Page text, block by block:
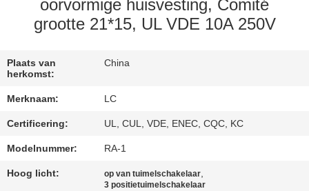
FABRIEKSREIS
KWALITEITSCONTROLE
ONS
NIEUWS
oorvormige huisvesting, Comité
grootte 21*15, UL VDE 10A 250V
Plaats van
herkomst:
China
Merknaam: LC
Certificering: UL, CUL, VDE, ENEC, CQC, KC
Modelnummer: RA-1
Hoog licht: op van tuimelschakelaar,
3 positietuimelschakelaar